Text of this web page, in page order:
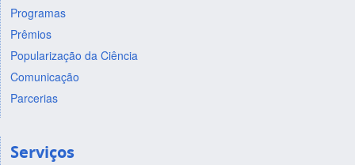
Programas
Prêmios
Popularização da Ciência
Comunicação
Parcerias
Serviços